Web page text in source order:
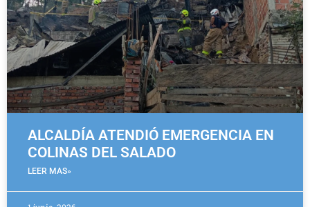
ALCALDÍA ATENDIÓ EMERGENCIA EN
COLINAS DEL SALADO
LEER MAS»